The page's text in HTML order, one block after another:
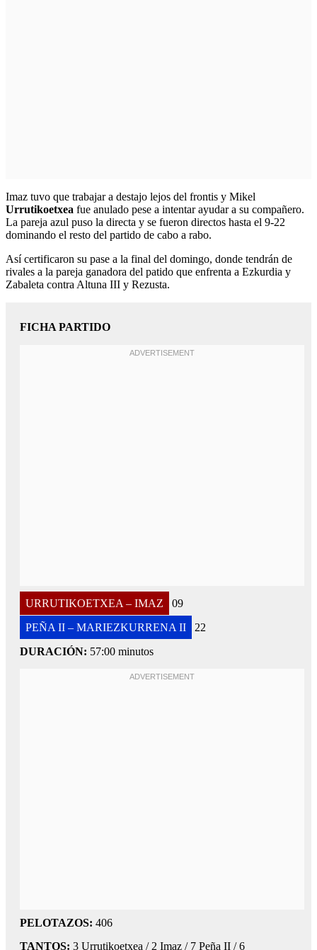
Imaz tuvo que trabajar a destajo lejos del frontis y Mikel
Urrutikoetxea fue anulado pese a intentar ayudar a su compañero.
La pareja azul puso la directa y se fueron directos hasta el 9-22
dominando el resto del partido de cabo a rabo.
Así certificaron su pase a la final del domingo, donde tendrán de
rivales a la pareja ganadora del patido que enfrenta a Ezkurdia y
Zabaleta contra Altuna III y Rezusta.
FICHA PARTIDO
URRUTIKOETXEA – IMAZ
09
PEÑA II – MARIEZKURRENA II
22
DURACIÓN: 57:00 minutos
PELOTAZOS: 406
TANTOS: 3 Urrutikoetxea / 2 Imaz / 7 Peña II / 6